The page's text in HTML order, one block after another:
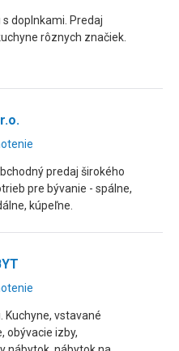
doplnkami. Predaj
rôznych značiek.
predaj širokého
pre bývanie - spálne,
kúpeľne.
Kuchyne, vstavané
obývacie izby,